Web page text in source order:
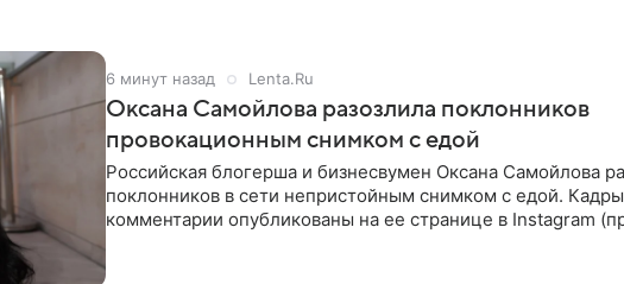
6 минут назад Lenta.Ru
Оксана Самойлова разозлила поклонников
провокационным снимком с едой
Российская блогерша и бизнесвумен Оксана Самойлова
поклонников в сети непристойным снимком с едой.
комментарии опубликованы на ее странице в Instagram